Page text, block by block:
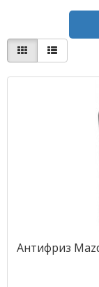
Антифриз